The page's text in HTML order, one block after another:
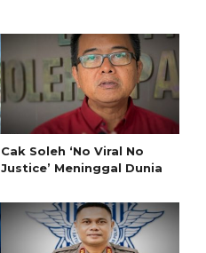
Cak Soleh ‘No Viral No
Justice’ Meninggal Dunia